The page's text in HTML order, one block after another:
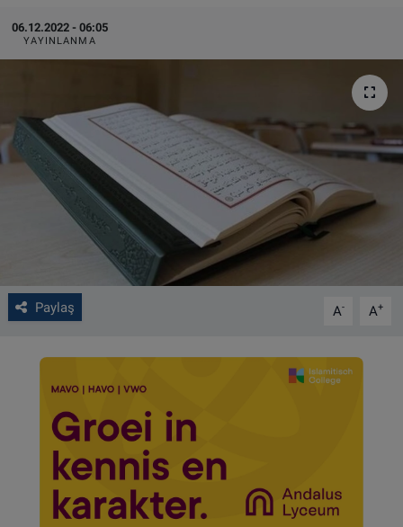
06.12.2022 - 06:05
YAYINLANMA
Paylaş A- A+
FOTO GALERİ
VIDEO GALERİ
ALGEMENE VOORWAARDEN
CONTACT
Çerez Politikası